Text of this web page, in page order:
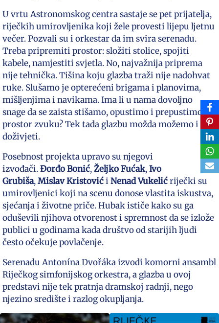
U vrtu Astronomskog centra sastaje se pet prijatelja,
riječkih umirovljenika koji žele provesti lijepu ljetnu
večer. Pozvali su i orkestar da im svira serenadu.
Treba pripremiti prostor: složiti stolice, spojiti
kabele, namjestiti svjetla. No, najvažnija priprema
nije tehnička. Tišina koju glazba traži nije nadohvat
ruke. Slušamo je opterećeni brigama i planovima,
mišljenjima i navikama. Ima li u nama dovoljno
snage da se zaista stišamo, opustimo i prepustimo
prostor zvuku? Tek tada glazbu možda možemo i
doživjeti.
Posebnost projekta upravo su njegovi
izvođači.Đorđo Bonić,Željko Fućak,Ivo
Grubiša,Mislav Kristovići Nenad Vukelićriječki su
umirovljenici koji na scenu donose vlastita iskustva,
sjećanja i životne priče. Hubak ističe kako su ga
oduševili njihova otvorenost i spremnost da se izlože
publici u godinama kada društvo od starijih ljudi
često očekuje povlačenje.
Serenadu Antonína Dvořáka izvodi komorni ansambl
Riječkog simfonijskog orkestra, a glazba u ovoj
predstavi nije tek pratnja dramskoj radnji, nego
njezino središte i razlog okupljanja.